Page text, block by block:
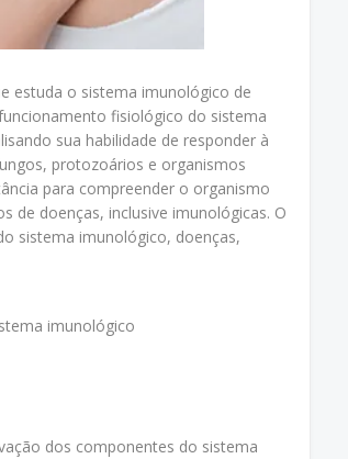
estuda o sistema imunológico de
fisiológico do sistema
sua habilidade de responder à
protozoários e organismos
para compreender o organismo
de doenças, inclusive imunológicas. O
sistema imunológico, doenças,
imunológico
dos componentes do sistema